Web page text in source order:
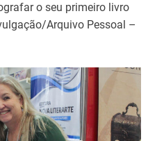
o seu primeiro livro
Arquivo Pessoal –